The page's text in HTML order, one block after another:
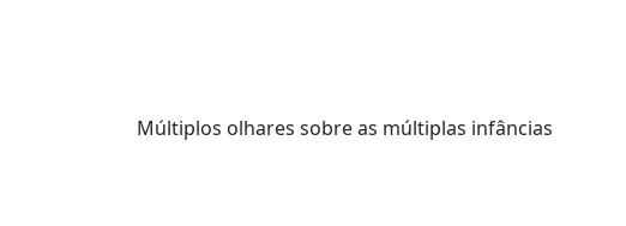
Múltiplos olhares sobre as múltiplas infâncias